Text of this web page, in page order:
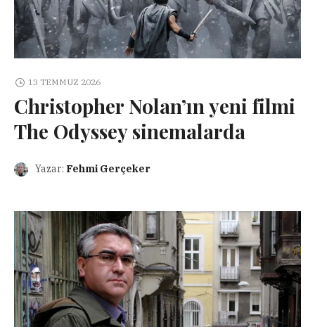
13 TEMMUZ 2026
Christopher Nolan’ın yeni filmi
The Odyssey sinemalarda
Yazar: Fehmi Gerçeker